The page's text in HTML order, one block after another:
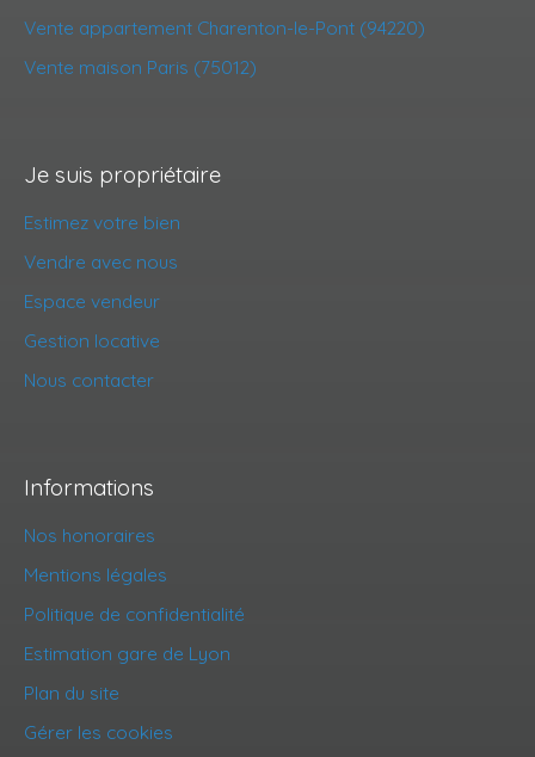
Vente appartement Charenton-le-Pont (94220)
Vente maison Paris (75012)
Je suis propriétaire
Estimez votre bien
Vendre avec nous
Espace vendeur
Gestion locative
Nous contacter
Informations
Nos honoraires
Mentions légales
Politique de confidentialité
Estimation gare de Lyon
Plan du site
Gérer les cookies